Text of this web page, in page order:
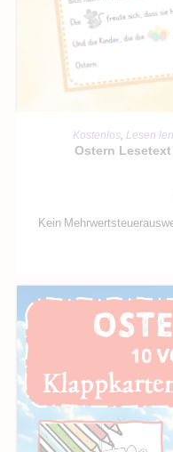
IN
Kostenlos, Lesen
Ostern
Kein